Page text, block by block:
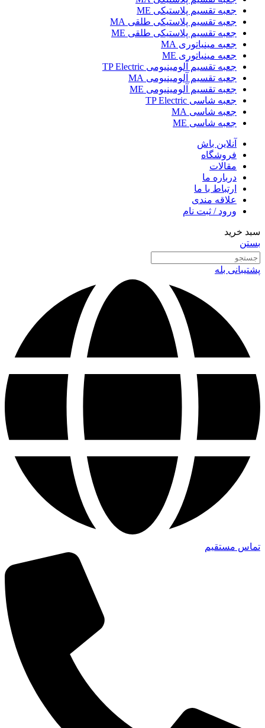
جعبه تقسیم پلاستیکی ME
جعبه تقسیم پلاستیکی طلقی MA
جعبه تقسیم پلاستیکی طلقی ME
جعبه مینیاتوری MA
جعبه مینیاتوری ME
جعبه تقسیم آلومینیومی TP Electric
جعبه تقسیم آلومینیومی MA
جعبه تقسیم آلومینیومی ME
جعبه شاسی TP Electric
جعبه شاسی MA
جعبه شاسی ME
آنلاین باش
فروشگاه
مقالات
درباره ما
ارتباط با ما
علاقه مندی
ورود / ثبت نام
سبد خرید
بستن
پشتیبانی بله
تماس مستقیم